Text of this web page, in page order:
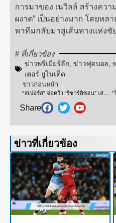
Share
การมาของ เนวิลล์ สร้างคว
ผงาด” เป็นอย่างมาก โดยหล
พาทีมกลับมาสู่เส้นทางแห่งชั
# ที่เกี่ยวข้อง
ข่าวพรีเมียร์ลีก ข่าวฟุตบอล
เตอร์ ยูไนเต็ด
ข่าวก่อนหน้า
ข่าวที่เกี่ยวข้อง